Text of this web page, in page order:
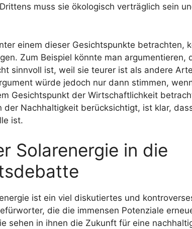
muss sie ökologisch verträglich sein
einem dieser Gesichtspunkte betrachten,
Zum Beispiel könnte man argumentieren,
sinnvoll ist, weil sie teurer ist als andere
würde jedoch nur dann stimmen,
Gesichtspunkt der Wirtschaftlichkeit
der Nachhaltigkeit berücksichtigt, ist klar,
ist.
Solarenergie in die
ist ein viel diskutiertes und
die die immensen Potenziale
sehen in ihnen die Zukunft für eine